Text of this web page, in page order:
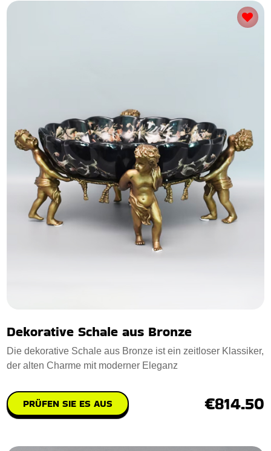
Dekorative Schale aus Bronze
Die dekorative Schale aus Bronze ist ein zeitloser Klassiker,
der alten Charme mit moderner Eleganz
PRÜFEN SIE ES AUS €814.50